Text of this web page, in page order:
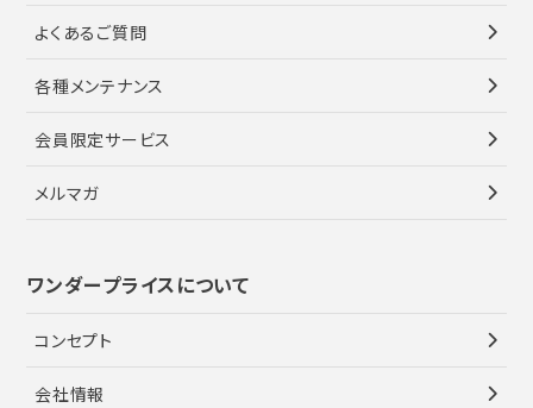
よくあるご質問
各種メンテナンス
会員限定サービス
メルマガ
ワンダープライスについて
コンセプト
会社情報